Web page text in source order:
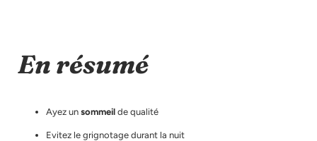
En résumé
Ayez un sommeil de qualité
Evitez le grignotage durant la nuit